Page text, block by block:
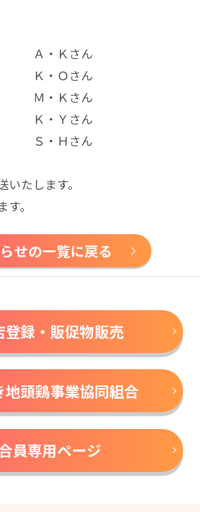
Ａ・Ｋさん
・Ｏさん
・Ｋさん
Ｋ・Ｙさん
Ｓ・Ｈさん
たします。
。
せの一覧に戻る
登録・販促物販売
地頭鶏事業協同組合
員専用ページ